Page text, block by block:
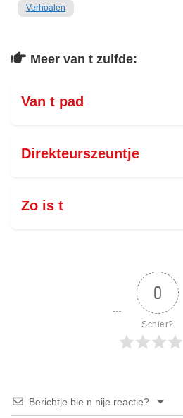
Verhoalen
Meer van t zulfde:
Van t pad
Direkteurszeuntje
Zo is t
0
Schier?
Berichtje bie n nije reactie?